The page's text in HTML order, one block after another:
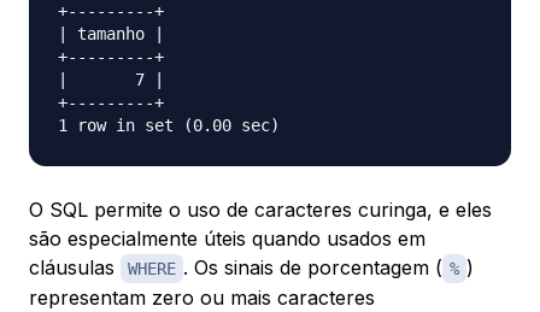
+---------+
| tamanho |
+---------+
|       7 |
+---------+
O SQL permite o uso de caracteres curinga, e eles
são especialmente úteis quando usados em
cláusulas
WHERE . Os sinais de porcentagem ( % )
representam zero ou mais caracteres